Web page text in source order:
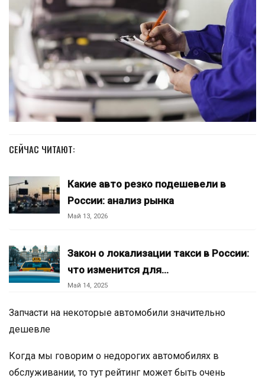
СЕЙЧАС ЧИТАЮТ:
Какие авто резко подешевели в
России: анализ рынка
Май 13, 2026
Закон о локализации такси в России:
что изменится для…
Май 14, 2025
Запчасти на некоторые автомобили значительно
дешевле
Когда мы говорим о недорогих автомобилях в
обслуживании, то тут рейтинг может быть очень